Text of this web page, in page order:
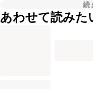
続
あわせて読みた